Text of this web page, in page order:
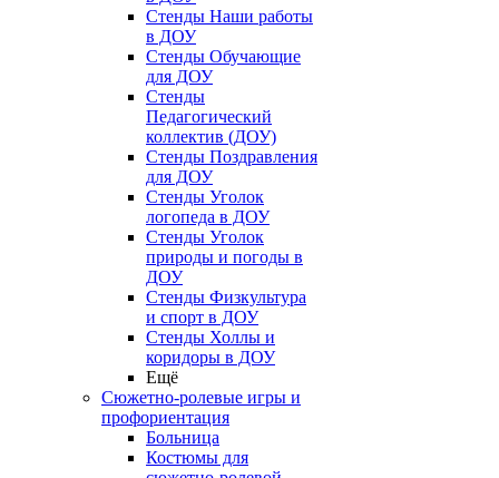
Стенды Наши работы
в ДОУ
Стенды Обучающие
для ДОУ
Стенды
Педагогический
коллектив (ДОУ)
Стенды Поздравления
для ДОУ
Стенды Уголок
логопеда в ДОУ
Стенды Уголок
природы и погоды в
ДОУ
Стенды Физкультура
и спорт в ДОУ
Стенды Холлы и
коридоры в ДОУ
Ещё
Сюжетно-ролевые игры и
профориентация
Больница
Костюмы для